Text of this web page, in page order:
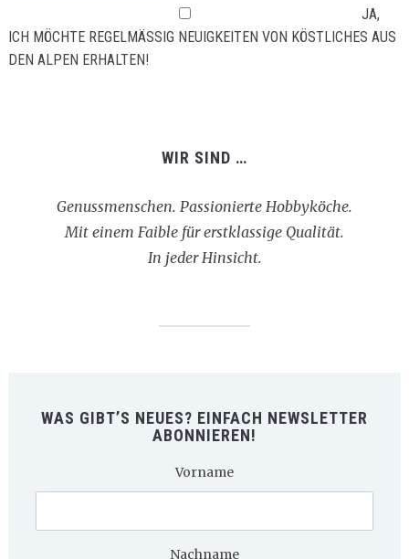
JA,
ICH MÖCHTE REGELMÄSSIG NEUIGKEITEN VON KÖSTLICHES AUS D
EN ALPEN ERHALTEN!
WIR SIND …
Genussmenschen. Passionierte Hobbyköche.
Mit einem Faible für erstklassige Qualität.
In jeder Hinsicht.
WAS GIBT’S NEUES? EINFACH NEWSLETTER
ABONNIEREN!
Vorname
Nachname